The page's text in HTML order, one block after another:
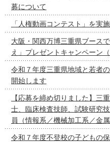
募について
「人権動画コンテスト」を実
大阪・関西万博三重県ブース
え」プレゼントキャンペーン
令和７年度三重県地域と若者
開始します
【応募を締め切りました】三
士、臨床検査技師、試験研究
員（情報系／機械加工系／金
令和７年度不登校の子どもの